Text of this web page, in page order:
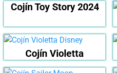
Cojín Toy Story 2024
Cojín Violetta